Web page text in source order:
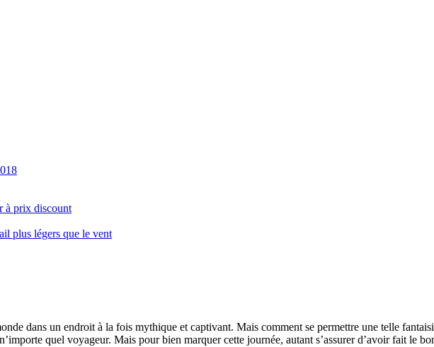
à prix discount
plus légers que le vent
dans un endroit à la fois mythique et captivant. Mais comment se permettre une telle
quel voyageur. Mais pour bien marquer cette journée, autant s’assurer d’avoir fait le